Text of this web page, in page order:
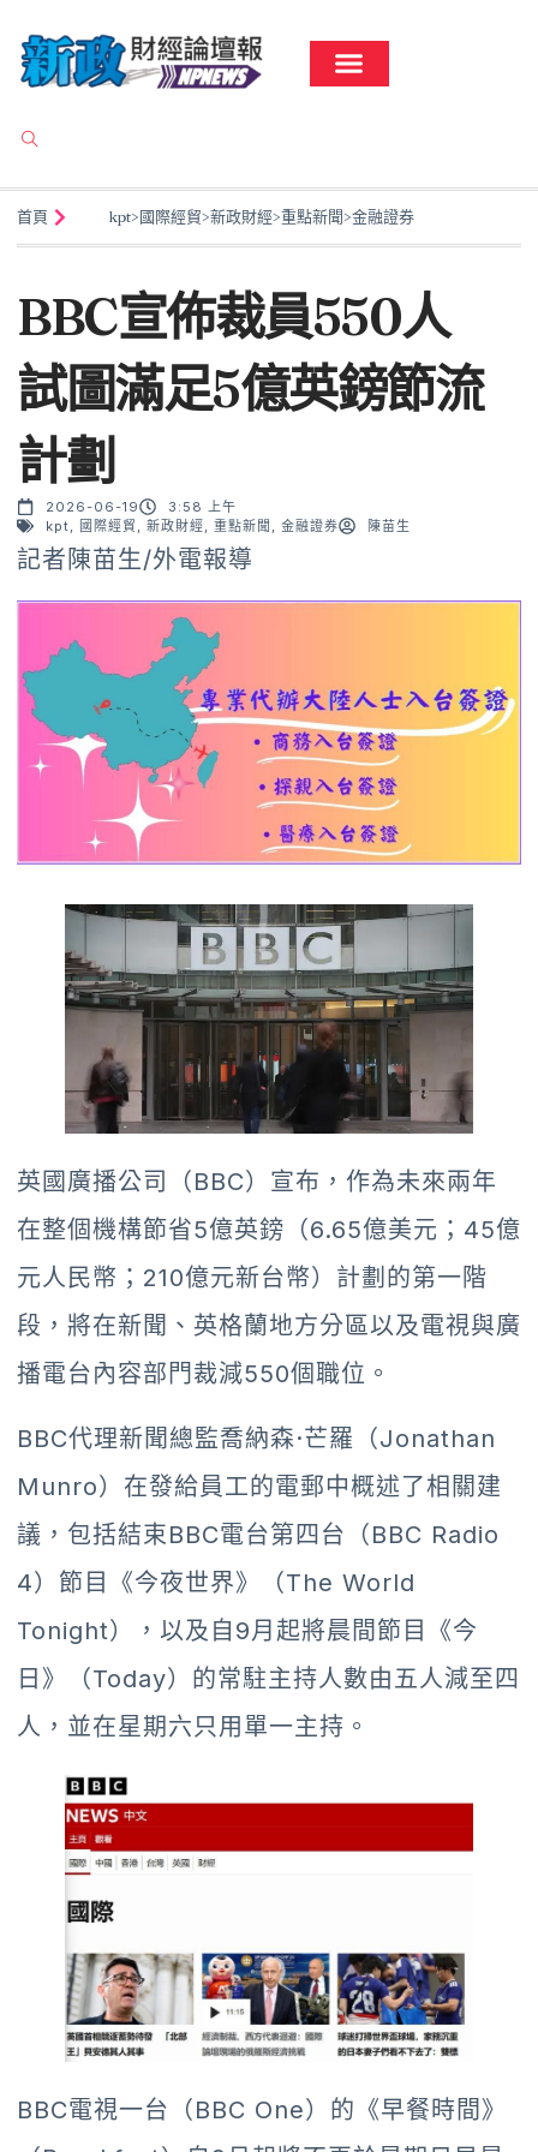
首頁 kpt>國際經貿>新政財經>重點新聞>金融證券
BBC宣佈裁員550人
試圖滿足5億英鎊節流
計劃
2026-06-19
3:58 上午
kpt
國際經貿 新政財經 重點新聞 金融證券 陳苗生
記者陳苗生/外電報導
英國廣播公司（BBC）宣布，作為未來兩年
在整個機構節省5億英鎊（6.65億美元；45億
元人民幣；210億元新台幣）計劃的第一階
段，將在新聞、英格蘭地方分區以及電視與廣
播電台內容部門裁減550個職位。
BBC代理新聞總監喬納森·芒羅（Jonathan
Munro）在發給員工的電郵中概述了相關建
議，包括結束BBC電台第四台（BBC Radio
4）節目《今夜世界》（The World
Tonight），以及自9月起將晨間節目《今
日》（Today）的常駐主持人數由五人減至四
人，並在星期六只用單一主持。
BBC電視一台（BBC One）的《早餐時間》